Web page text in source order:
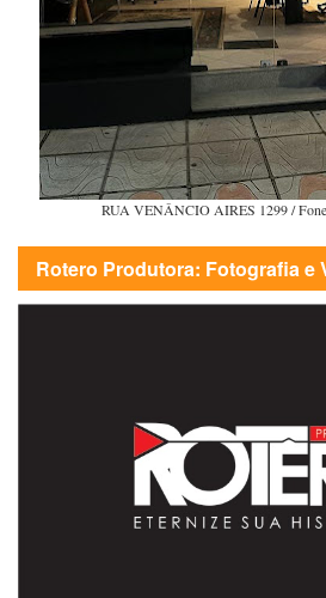
RUA VENÂNCIO AIRES 1299 /
Rotero Produtora: Fotografia e